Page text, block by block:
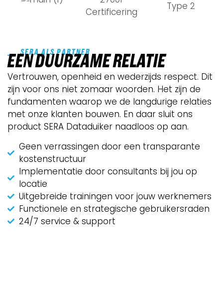
SERA ALS PARTNER
EEN DUURZAME RELATIE
Vertrouwen, openheid en wederzijds respect. Dit
zijn voor ons niet zomaar woorden. Het zijn de
fundamenten waarop we de langdurige relaties
met onze klanten bouwen. En daar sluit ons
product SERA Dataduiker naadloos op aan.
Geen verrassingen door een transparante
kostenstructuur
Implementatie door consultants bij jou op
locatie
Uitgebreide trainingen voor jouw werknemers
Functionele en strategische gebruikersraden
24/7 service & support